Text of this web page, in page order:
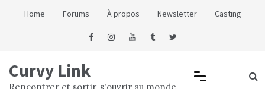
Home Forums À propos Newsletter Casting
Curvy Link